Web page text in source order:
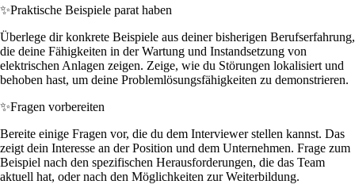
✨Praktische Beispiele parat haben
Überlege dir konkrete Beispiele aus deiner bisherigen Berufserfahrung,
die deine Fähigkeiten in der Wartung und Instandsetzung von
elektrischen Anlagen zeigen. Zeige, wie du Störungen lokalisiert und
behoben hast, um deine Problemlösungsfähigkeiten zu demonstrieren.
✨Fragen vorbereiten
Bereite einige Fragen vor, die du dem Interviewer stellen kannst. Das
zeigt dein Interesse an der Position und dem Unternehmen. Frage zum
Beispiel nach den spezifischen Herausforderungen, die das Team
aktuell hat, oder nach den Möglichkeiten zur Weiterbildung.